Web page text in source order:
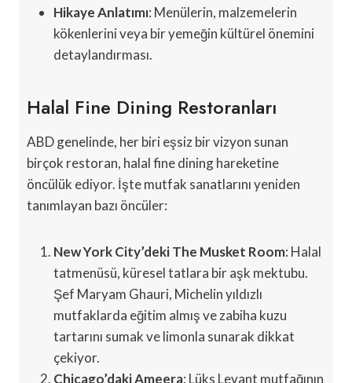
Hikaye Anlatımı: Menülerin, malzemelerin
kökenlerini veya bir yemeğin kültürel önemini
detaylandırması.
Halal Fine Dining Restoranları
ABD genelinde, her biri eşsiz bir vizyon sunan
birçok restoran, halal fine dining hareketine
öncülük ediyor. İşte mutfak sanatlarını yeniden
tanımlayan bazı öncüler:
New York City’deki The Musket Room: Halal
tatmenüsü, küresel tatlara bir aşk mektubu.
Şef Maryam Ghauri, Michelin yıldızlı
mutfaklarda eğitim almış ve zabiha kuzu
tartarını sumak ve limonla sunarak dikkat
çekiyor.
Chicago’daki Ameera: Lüks Levant mutfağının